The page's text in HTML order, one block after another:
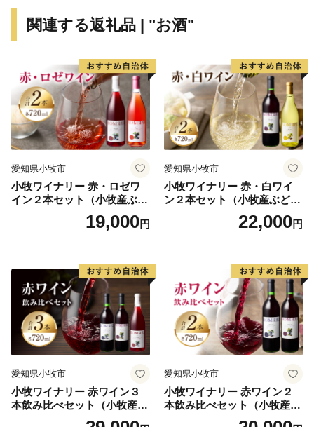
関連する返礼品 | "お酒"
愛知県小牧市
小牧ワイナリー 赤・ロゼワ
イン２本セット（小牧産ぶど
19,000円
愛知県小牧市
小牧ワイナリー 赤・白ワイ
ン２本セット（小牧産ぶどう
22,000円
愛知県小牧市
小牧ワイナリー 赤ワイン３
本飲み比べセット（小牧産ぶ
どう100％使用）
愛知県小牧市
小牧ワイナリー 赤ワイン２
本飲み比べセット（小牧産ぶ
どう100％使用）